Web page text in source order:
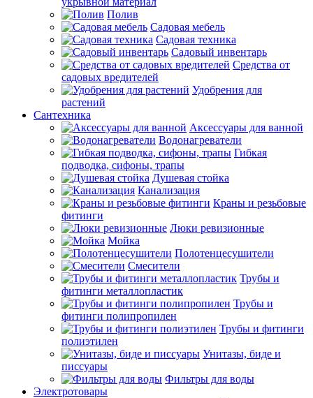
Полив
Садовая мебель
Садовая техника
Садовый инвентарь
Средства от
садовых вредителей
Удобрения для
растений
Сантехника
Аксессуары для ванной
Водонагреватели
Гибкая
подводка, сифоны, трапы
Душевая стойка
Канализация
Краны и резьбовые
фитинги
Люки ревизионные
Мойка
Полотенцесушители
Смесители
Трубы и
фитинги металлопластик
Трубы и
фитинги полипропилен
Трубы и фитинги
полиэтилен
Унитазы, биде и
писсуары
Фильтры для воды
Электротовары